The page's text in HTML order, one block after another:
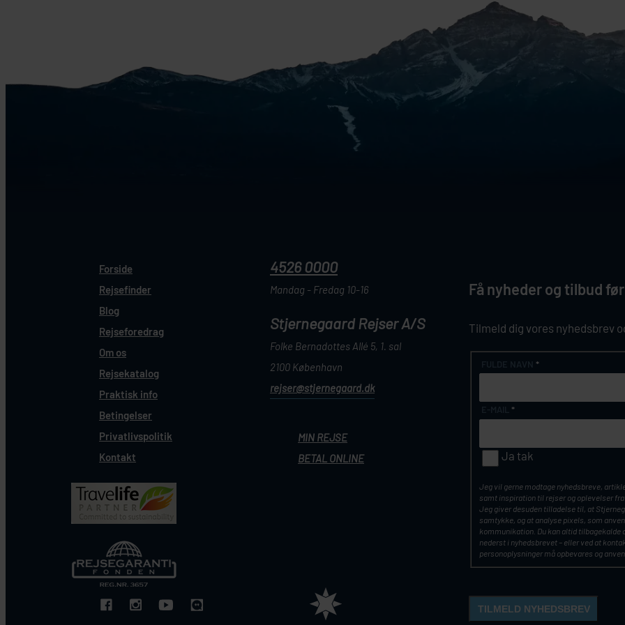
Forside
Rejsefinder
Blog
Rejseforedrag
Om os
Rejsekatalog
Praktisk info
Betingelser
Privatlivspolitik
Kontakt
4526 0000
Mandag - Fredag 10-16
Stjernegaard Rejser A/S
Folke Bernadottes Allé 5, 1. sal
2100 København
rejser@stjernegaard.dk
MIN REJSE
BETAL ONLINE
Få nyheder og tilbud
Tilmeld dig vores nyhedsbrev
*
*
Ja tak
Jeg vil gerne modtage nyhedsbreve,
samt inspiration til rejser og oplevelser
Jeg giver desuden tilladelse til, at
samtykke, og at analyse pixels, som
kommunikation. Du kan altid tilbagekalde
nederst i nyhedsbrevet – eller ved at
personoplysninger må opbevares og